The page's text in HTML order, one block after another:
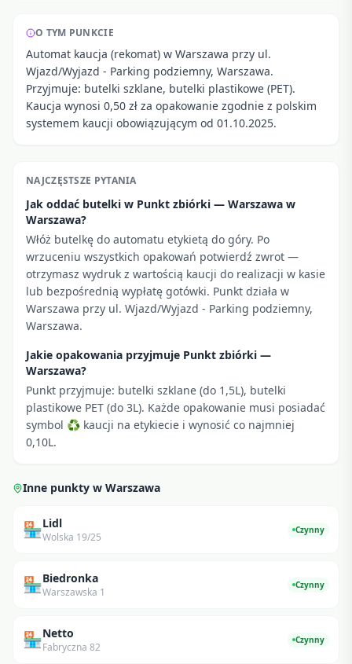
O TYM PUNKCIE
Automat kaucja (rekomat) w Warszawa przy ul.
Wjazd/Wyjazd - Parking podziemny, Warszawa.
Przyjmuje: butelki szklane, butelki plastikowe (PET).
Kaucja wynosi 0,50 zł za opakowanie zgodnie z polskim
systemem kaucji obowiązującym od 01.10.2025.
NAJCZĘSTSZE PYTANIA
Jak oddać butelki w Punkt zbiórki — Warszawa w
Warszawa?
Włóż butelkę do automatu etykietą do góry. Po
wrzuceniu wszystkich opakowań potwierdź zwrot —
otrzymasz wydruk z wartością kaucji do realizacji w kasie
lub bezpośrednią wypłatę gotówki. Punkt działa w
Warszawa przy ul. Wjazd/Wyjazd - Parking podziemny,
Warszawa.
Jakie opakowania przyjmuje Punkt zbiórki —
Warszawa?
Punkt przyjmuje: butelki szklane (do 1,5L), butelki
plastikowe PET (do 3L). Każde opakowanie musi posiadać
symbol ♻ kaucji na etykiecie i wynosić co najmniej
0,10L.
Inne punkty w Warszawa
🏪Lidl
Wolska 19/25
Czynny
🏪Biedronka
Warszawska 1
Czynny
🏪Netto
Fabryczna 82
Czynny